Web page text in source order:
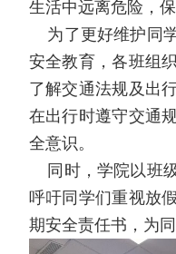
生活中远离危险，保
为了更好维护同
安全教育，各班组
了解交通法规及出
在出行时遵守交通
全意识。
同时，学院以班
呼吁同学们重视放
期安全责任书，为